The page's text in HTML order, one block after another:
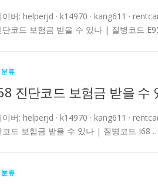
이버: helperjd · k14970 · kang611 ·
단코드 보험금 받을 수 있나 | 질병코드
분류
진단코드 보험금 받을
이버: helperjd · k14970 · kang611 ·
코드 보험금 받을 수 있나 | 질병코드 I68 …
분류